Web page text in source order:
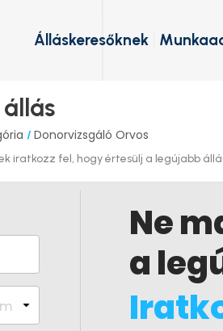
Álláskeresőknek
/ Donorvizsgáló Orvos
iratkozz fel, hogy értesülj a legújabb
Ne
a